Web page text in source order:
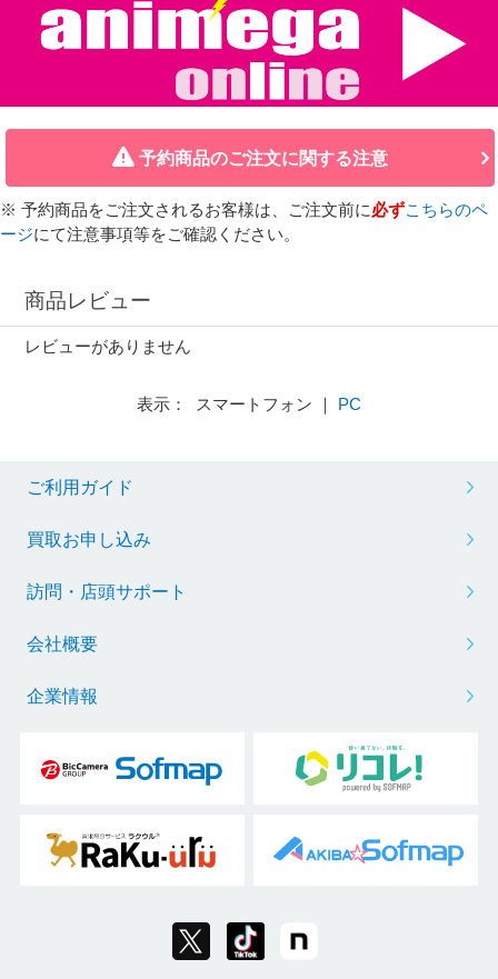
予約商品のご注文に関する注意
※ 予約商品をご注文されるお客様は、ご注文前に必ずこちらのペ
ージにて注意事項等をご確認ください。
商品レビュー
レビューがありません
表示： スマートフォン ｜ PC
ご利用ガイド
買取お申し込み
訪問・店頭サポート
会社概要
企業情報